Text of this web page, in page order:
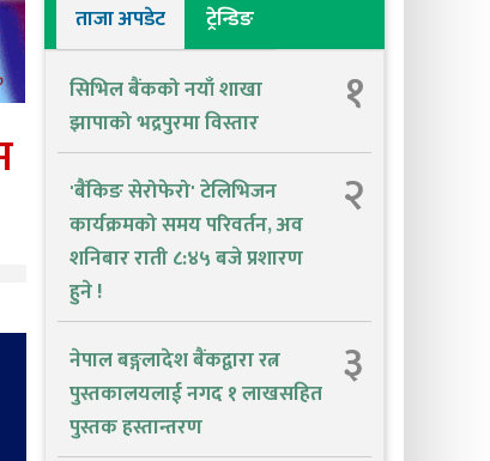
ताजा अपडेट ट्रेन्डिङ
सिभिल बैंकको नयाँ शाखा
झापाको भद्रपुरमा विस्तार
१
'बैंकिङ सेरोफेरो' टेलिभिजन
कार्यक्रमको समय परिवर्तन, अव
शनिबार राती ८:४५ बजे प्रशारण
हुने !
२
नेपाल बङ्गलादेश बैंकद्वारा रत्न
पुस्तकालयलाई नगद १ लाखसहित
पुस्तक हस्तान्तरण
३